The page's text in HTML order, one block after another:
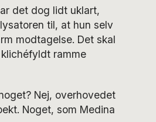
det dog lidt uklart,
til, at hun selv
modtagelse. Det skal
ramme
Nej, overhovedet
Noget, som Medina